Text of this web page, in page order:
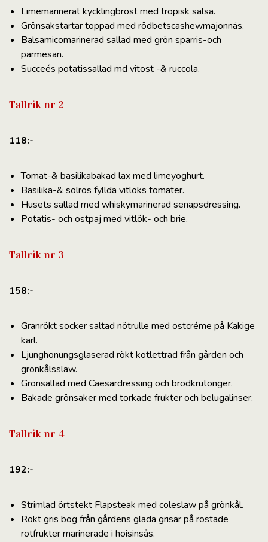
Limemarinerat kycklingbröst med tropisk salsa.
Grönsakstartar toppad med rödbetscashewmajonnäs.
Balsamicomarinerad sallad med grön sparris-och
parmesan.
Succeés potatissallad md vitost -& ruccola.
Tallrik nr 2
118:-
Tomat-& basilikabakad lax med limeyoghurt.
Basilika-& solros fyllda vitlöks tomater.
Husets sallad med whiskymarinerad senapsdressing.
Potatis- och ostpaj med vitlök- och brie.
Tallrik nr 3
158:-
Granrökt socker saltad nötrulle med ostcréme på Kakige
karl.
Ljunghonungsglaserad rökt kotlettrad från gården och
grönkålsslaw.
Grönsallad med Caesardressing och brödkrutonger.
Bakade grönsaker med torkade frukter och belugalinser.
Tallrik nr 4
192:-
Strimlad örtstekt Flapsteak med coleslaw på grönkål.
Rökt gris bog från gårdens glada grisar på rostade
rotfrukter marinerade i hoisinsås.